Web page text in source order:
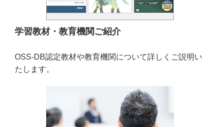
学習教材・教育機関ご紹介
OSS-DB認定教材や教育機関について詳しくご説明い
たします。